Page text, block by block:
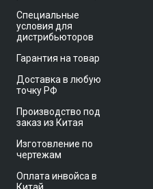
Специальные
условия для
дистрибьюторов
Гарантия на товар
Доставка в любую
точку РФ
Производство под
заказ из Китая
Изготовление по
чертежам
Оплата инвойса в